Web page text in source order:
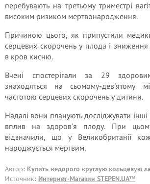
перебувають на третьому триместрі
високим ризиком мертвонародження.
Причиною цього, як припустили
серцевих скорочень у плода і зниження
в кров кисню.
Вчені спостерігали за 29
знаходяться на сьомому-дев'ятому
частотою серцевих скорочень у дитини.
Надалі вони планують досліджувати інші
вплив на здоров'я плоду. При
відзначили, що у Великобританії
народжується мертвим.
Автор: Купить недорого круглую кольцевую
Источник: Интернет-Магазин STEPEN.UA™